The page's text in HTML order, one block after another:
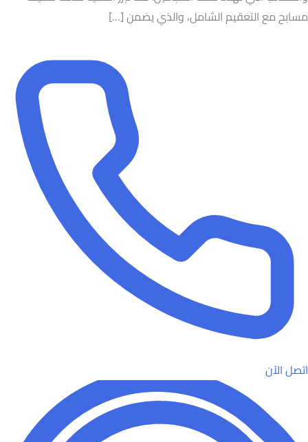
مسابح مع التعقيم الشامل، والذي يضمن […]
اتصل الآن